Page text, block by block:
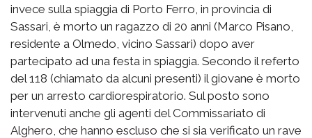
invece sulla spiaggia di Porto Ferro, in provincia di
Sassari, è morto un ragazzo di 20 anni (Marco Pisano,
residente a Olmedo, vicino Sassari) dopo aver
partecipato ad una festa in spiaggia. Secondo il referto
del 118 (chiamato da alcuni presenti) il giovane è morto
per un arresto cardiorespiratorio. Sul posto sono
intervenuti anche gli agenti del Commissariato di
Alghero, che hanno escluso che si sia verificato un rave